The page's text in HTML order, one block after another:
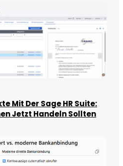
Mit Der Sage HR Suite:
Jetzt Handeln Sollten